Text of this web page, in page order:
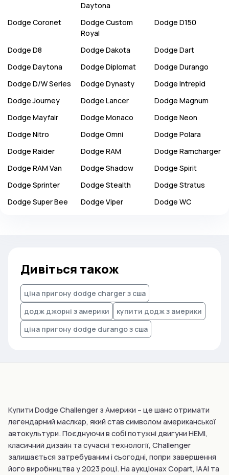
Daytona
Dodge Coronet Dodge Custom
Royal
Dodge D150
Dodge D8 Dodge Dakota Dodge Dart
Dodge Daytona Dodge Diplomat Dodge Durango
Dodge D/W Series Dodge Dynasty Dodge Intrepid
Dodge Journey Dodge Lancer Dodge Magnum
Dodge Mayfair Dodge Monaco Dodge Neon
Dodge Nitro Dodge Omni Dodge Polara
Dodge Raider Dodge RAM Dodge Ramcharger
Dodge RAM Van Dodge Shadow Dodge Spirit
Dodge Sprinter Dodge Stealth Dodge Stratus
Dodge Super Bee Dodge Viper Dodge WC
Дивіться також
ціна пригону dodge charger з сша
додж джорні з америки
купити додж з америки
ціна пригону dodge durango з сша
Купити Dodge Challenger з Америки – це шанс отримати
легендарний маслкар, який став символом американської
автокультури. Поєднуючи в собі потужні двигуни HEMI,
класичний дизайн та сучасні технології, Challenger
залишається затребуваним і сьогодні, попри завершення
його виробництва у 2023 році. На аукціонах Copart, IAAI та